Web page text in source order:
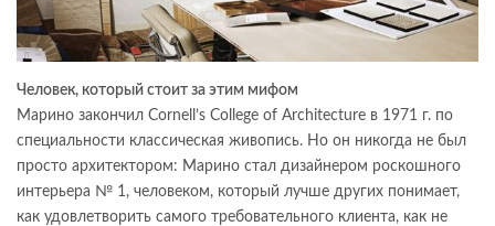
Человек, который стоит за этим мифом
Марино закончил Cornell’s College of Architecture в 1971 г. по
специальности классическая живопись. Но он никогда не был
просто архитектором: Марино стал дизайнером роскошного
интерьера № 1, человеком, который лучше других понимает,
как удовлетворить самого требовательного клиента, как не